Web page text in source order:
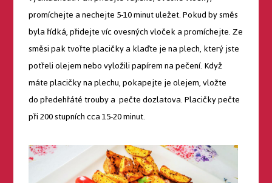
promíchejte a nechejte 5-10 minut uležet. Pokud by směs
byla řídká, přidejte víc ovesných vloček a promíchejte. Ze
směsi pak tvořte placičky a klaďte je na plech, který jste
potřeli olejem nebo vyložili papírem na pečení. Když
máte placičky na plechu, pokapejte je olejem, vložte
do předehřáté trouby a pečte dozlatova. Placičky pečte
při 200 stupních cca 15-20 minut.